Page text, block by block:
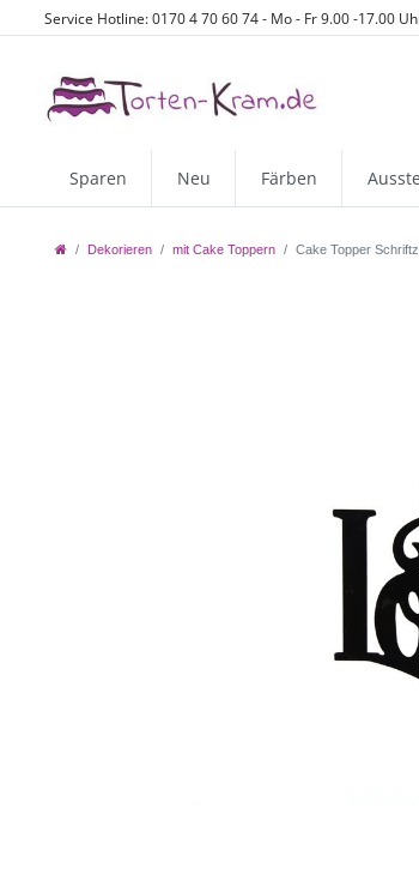
Service Hotline: 0170 4 70 60 74 - Mo - Fr 9.00 -17.00
Sparen Neu Färben
Dekorieren mit Cake Toppern Cake Topper